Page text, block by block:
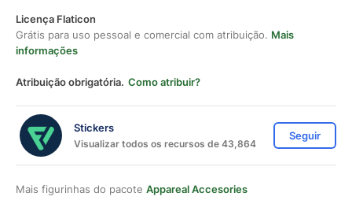
Licença Flaticon
Grátis para uso pessoal e comercial com atribuição. Mais
informações
Atribuição obrigatória. Como atribuir?
Stickers
Visualizar todos os recursos de 43,864
Seguir
Mais figurinhas do pacote Appareal Accesories